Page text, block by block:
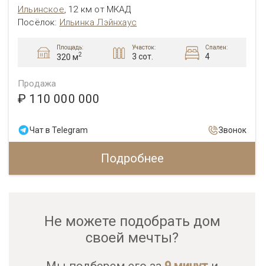
Ильинское, 12 км от МКАД
Посёлок: Ильинка Лэйнхаус
Площадь:
320 м2
Участок:
3 сот.
Спален:
4
Продажа
₽ 110 000 000
Чат в Telegram Звонок
Подробнее
Не можете подобрать дом
своей мечты?